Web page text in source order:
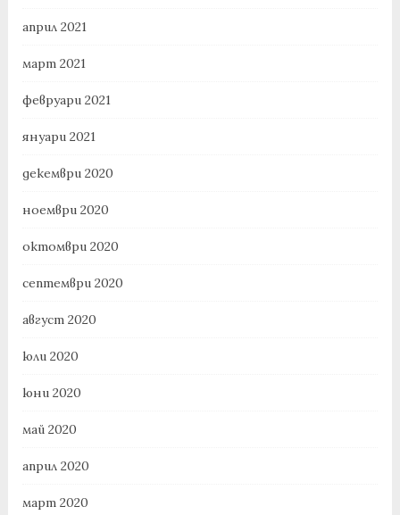
април 2021
март 2021
февруари 2021
януари 2021
декември 2020
ноември 2020
октомври 2020
септември 2020
август 2020
юли 2020
юни 2020
май 2020
април 2020
март 2020